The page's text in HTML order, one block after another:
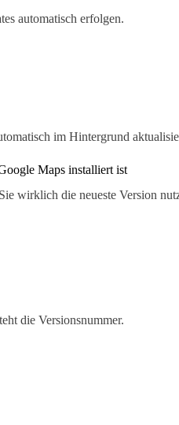
automatisch erfolgen.
im Hintergrund
Maps installiert ist
wirklich die neueste Version
die Versionsnummer.